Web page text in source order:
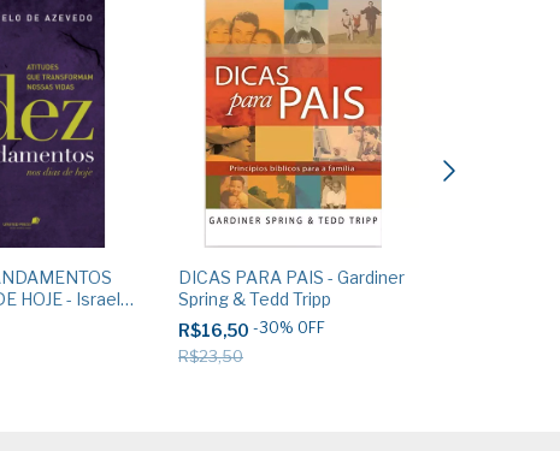
HOJE - Israel
DICAS PARA PAIS - Gardiner
Spring & Tedd Tripp
R$16,50 -30% OFF
R$23,50